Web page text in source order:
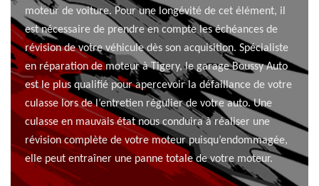
moteur de voiture. Pour une longévité de cet élément, il
est nécessaire de prendre en compte les échéances de
révision de votre véhicule dès son acquisition. Spécialiste
en réparation de moteur à Tigery, le garage Boussy Auto
est le plus qualifié pour apercevoir la défaillance de votre
culasse lors de l’entretien régulier de votre auto. Une
culasse en mauvais état nous conduira à réaliser une
révision complète de votre moteur puisqu’endommagée,
elle peut entraîner une panne totale de votre moteur.